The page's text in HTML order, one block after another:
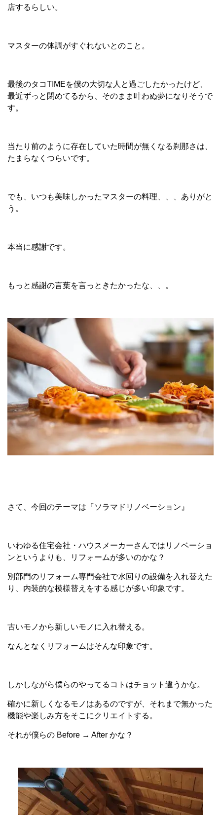
店するらしい。
マスターの体調がすぐれないとのこと。
最後のタコTIMEを僕の大切な人と過ごしたかったけど、
最近ずっと閉めてるから、そのまま叶わぬ夢になりそうで
す。
当たり前のように存在していた時間が無くなる刹那さは、
たまらなくつらいです。
でも、いつも美味しかったマスターの料理、、、ありがと
う。
本当に感謝です。
もっと感謝の言葉を言っときたかったな、、。
さて、今回のテーマは『ソラマドリノベーション』
いわゆる住宅会社・ハウスメーカーさんではリノベーショ
ンというよりも、リフォームが多いのかな？
別部門のリフォーム専門会社で水回りの設備を入れ替えた
り、内装的な模様替えをする感じが多い印象です。
古いモノから新しいモノに入れ替える。
なんとなくリフォームはそんな印象です。
しかしながら僕らのやってるコトはチョット違うかな。
確かに新しくなるモノはあるのですが、それまで無かった
機能や楽しみ方をそこにクリエイトする。
それが僕らの Before → After かな？